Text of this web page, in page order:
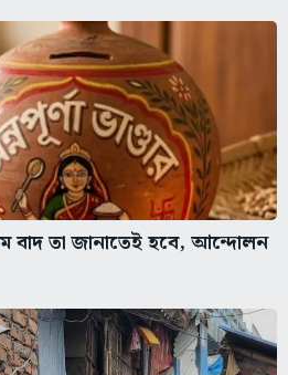
বাদ তা জানাতেই হবে, আন্দোলন